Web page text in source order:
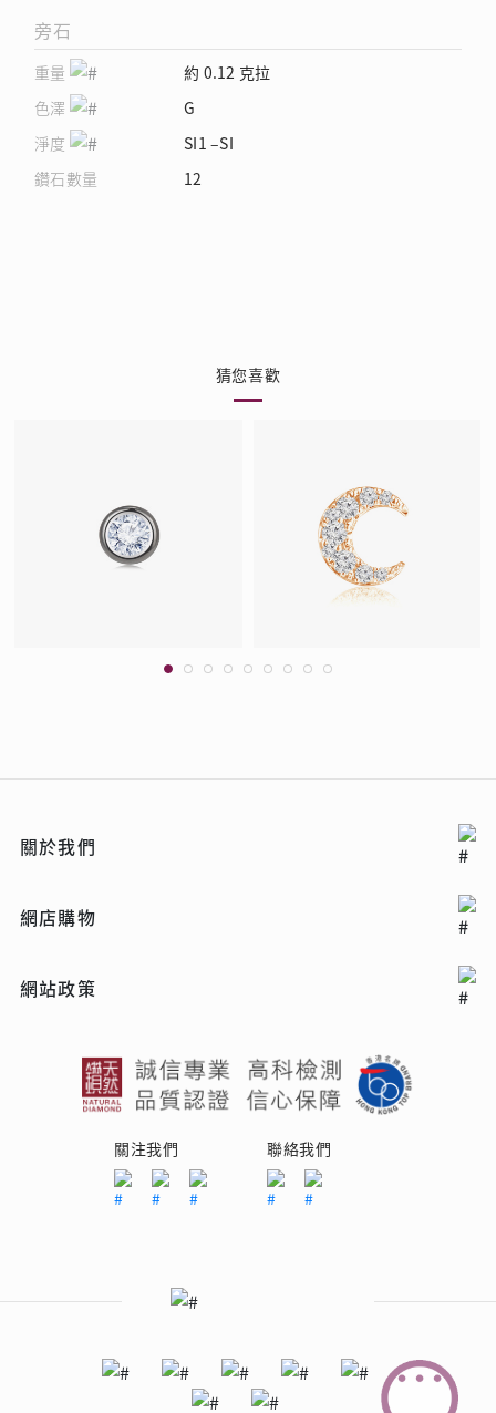
旁石
重量
約 0.12 克拉
色澤
G
淨度
SI1 –SI
鑽石數量
12
猜您喜歡
關於我們
網店購物
網站政策
關注我們 聯絡我們